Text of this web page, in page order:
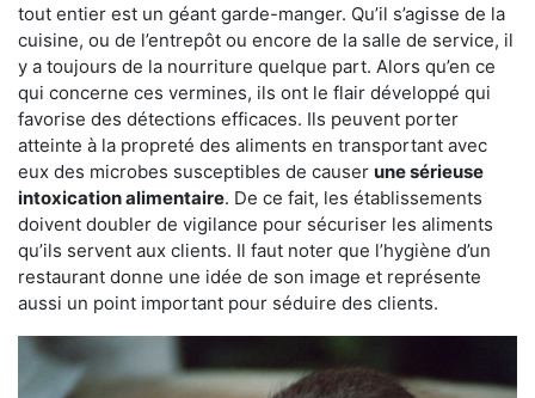
tout entier est un géant garde-manger. Qu’il s’agisse de la
cuisine, ou de l’entrepôt ou encore de la salle de service, il
y a toujours de la nourriture quelque part. Alors qu’en ce
qui concerne ces vermines, ils ont le flair développé qui
favorise des détections efficaces. Ils peuvent porter
atteinte à la propreté des aliments en transportant avec
eux des microbes susceptibles de causer une sérieuse
intoxication alimentaire. De ce fait, les établissements
doivent doubler de vigilance pour sécuriser les aliments
qu’ils servent aux clients. Il faut noter que l’hygiène d’un
restaurant donne une idée de son image et représente
aussi un point important pour séduire des clients.